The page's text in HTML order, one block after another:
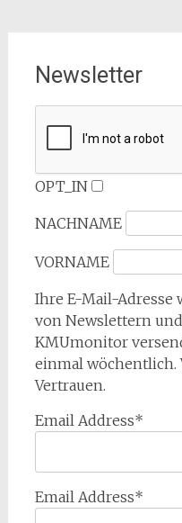
Newsletter
OPT_IN
NACHNAME
VORNAME
Ihre E-Mail-Adresse
von Newslettern
KMUmonitor
einmal wöchentlich.
Vertrauen.
Email Address*
Email Address*